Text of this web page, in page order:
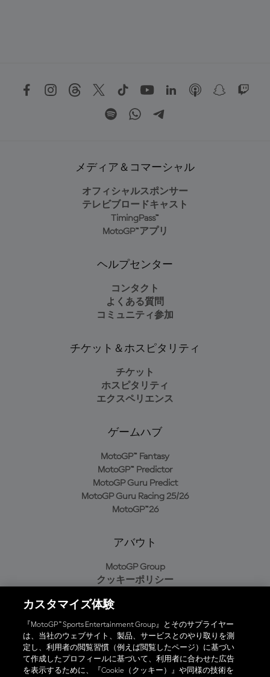
メディア＆コマーシャル
オフィシャルスポンサー
テレビブロードキャスト
TimingPass™
MotoGP™アプリ
ヘルプセンター
コンタクト
よくある質問
コミュニティ参加
チケット＆ホスピタリティ
チケット
ホスピタリティ
エクスペリエンス
ゲームハブ
MotoGP™ Fantasy
MotoGP™ Predictor
MotoGP Guru Predict
MotoGP Guru Racing 25/26
MotoGP™26
アバウト
MotoGP Group
クッキーポリシー
プライバシーポリシー
購入ポリシー
オフィシャルアプリ
カスタマイズ体験
『MotoGP™ Sports Entertainment Group』とそのサプライヤー
は、当社のウェブサイト、製品、サービスとのやり取りを測
定し、利用者の閲覧習慣（例えば閲覧したページ）に基づい
て作成したプロフィールに基づいて、利用者に合わせた広告
を表示するために、『Cookie（クッキー）』や同様の技術を